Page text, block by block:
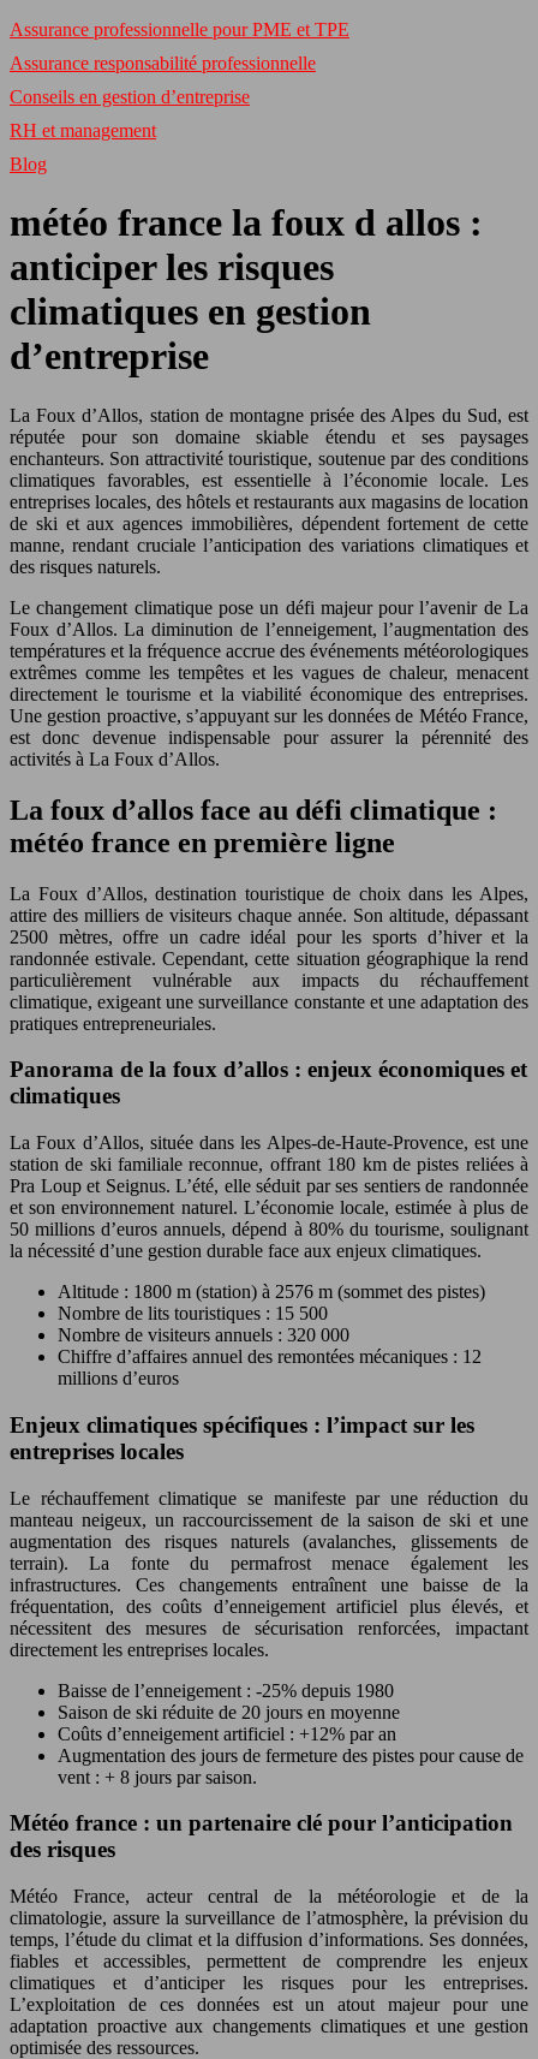
Assurance professionnelle pour PME et TPE
Assurance responsabilité professionnelle
Conseils en gestion d’entreprise
RH et management
Blog
météo france la foux d allos :
anticiper les risques
climatiques en gestion
d’entreprise
La Foux d’Allos, station de montagne prisée des Alpes du Sud, est
réputée pour son domaine skiable étendu et ses paysages
enchanteurs. Son attractivité touristique, soutenue par des conditions
climatiques favorables, est essentielle à l’économie locale. Les
entreprises locales, des hôtels et restaurants aux magasins de location
de ski et aux agences immobilières, dépendent fortement de cette
manne, rendant cruciale l’anticipation des variations climatiques et
des risques naturels.
Le changement climatique pose un défi majeur pour l’avenir de La
Foux d’Allos. La diminution de l’enneigement, l’augmentation des
températures et la fréquence accrue des événements météorologiques
extrêmes comme les tempêtes et les vagues de chaleur, menacent
directement le tourisme et la viabilité économique des entreprises.
Une gestion proactive, s’appuyant sur les données de Météo France,
est donc devenue indispensable pour assurer la pérennité des
activités à La Foux d’Allos.
La foux d’allos face au défi climatique :
météo france en première ligne
La Foux d’Allos, destination touristique de choix dans les Alpes,
attire des milliers de visiteurs chaque année. Son altitude, dépassant
2500 mètres, offre un cadre idéal pour les sports d’hiver et la
randonnée estivale. Cependant, cette situation géographique la rend
particulièrement vulnérable aux impacts du réchauffement
climatique, exigeant une surveillance constante et une adaptation des
pratiques entrepreneuriales.
Panorama de la foux d’allos : enjeux économiques et
climatiques
La Foux d’Allos, située dans les Alpes-de-Haute-Provence, est une
station de ski familiale reconnue, offrant 180 km de pistes reliées à
Pra Loup et Seignus. L’été, elle séduit par ses sentiers de randonnée
et son environnement naturel. L’économie locale, estimée à plus de
50 millions d’euros annuels, dépend à 80% du tourisme, soulignant
la nécessité d’une gestion durable face aux enjeux climatiques.
Altitude : 1800 m (station) à 2576 m (sommet des pistes)
Nombre de lits touristiques : 15 500
Nombre de visiteurs annuels : 320 000
Chiffre d’affaires annuel des remontées mécaniques : 12
millions d’euros
Enjeux climatiques spécifiques : l’impact sur les
entreprises locales
Le réchauffement climatique se manifeste par une réduction du
manteau neigeux, un raccourcissement de la saison de ski et une
augmentation des risques naturels (avalanches, glissements de
terrain). La fonte du permafrost menace également les
infrastructures. Ces changements entraînent une baisse de la
fréquentation, des coûts d’enneigement artificiel plus élevés, et
nécessitent des mesures de sécurisation renforcées, impactant
directement les entreprises locales.
Baisse de l’enneigement : -25% depuis 1980
Saison de ski réduite de 20 jours en moyenne
Coûts d’enneigement artificiel : +12% par an
Augmentation des jours de fermeture des pistes pour cause de
vent : + 8 jours par saison.
Météo france : un partenaire clé pour l’anticipation
des risques
Météo France, acteur central de la météorologie et de la
climatologie, assure la surveillance de l’atmosphère, la prévision du
temps, l’étude du climat et la diffusion d’informations. Ses données,
fiables et accessibles, permettent de comprendre les enjeux
climatiques et d’anticiper les risques pour les entreprises.
L’exploitation de ces données est un atout majeur pour une
adaptation proactive aux changements climatiques et une gestion
optimisée des ressources.